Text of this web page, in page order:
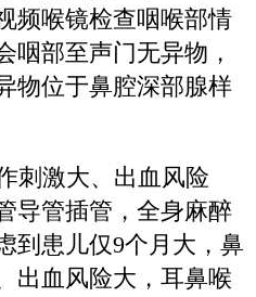
频喉镜检查咽喉部情
咽部至声门无异物，
物位于鼻腔深部腺样
刺激大、出血风险
导管插管，全身麻醉
到患儿仅9个月大，鼻
出血风险大，耳鼻喉